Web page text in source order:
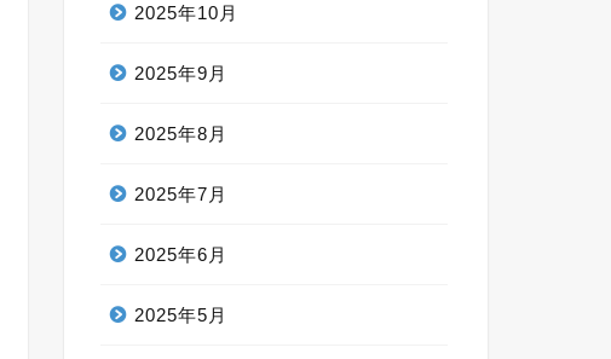
2025年10月
2025年9月
2025年8月
2025年7月
2025年6月
2025年5月